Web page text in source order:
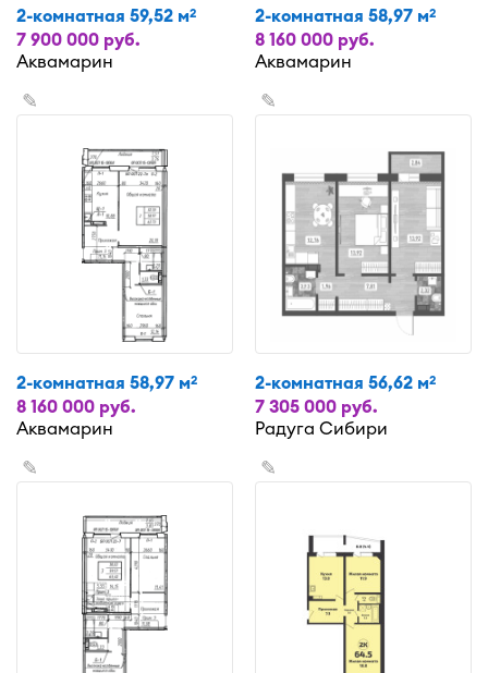
2-комнатная 59,52 м2
7 900 000 руб.
Аквамарин
2-комнатная 58,97 м2
8 160 000 руб.
Аквамарин
✎
2-комнатная 58,97 м2
8 160 000 руб.
Аквамарин
✎
2-комнатная 56,62 м2
7 305 000 руб.
Радуга Сибири
✎ ✎